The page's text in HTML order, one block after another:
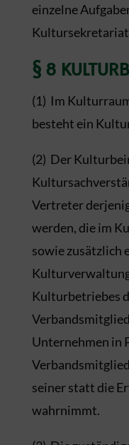
einzelne
§ 8
(1) Im
besteht ein
(2) Der
Vertreter
werden, die im
sowie zusätzlich
Kulturbetriebes
Unternehmen in
seiner statt die
wahrnimmt.